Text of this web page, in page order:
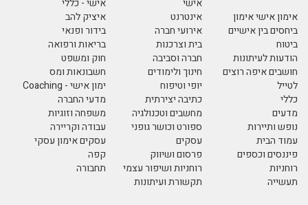
אישי
אישי - כללי
אימון אישי אימון
ביחסים בין אישיים
אינטרנט
איציק להב
אירועי חברה
בידור ופנאי
ביטוח
בית וצרכנות
בריאות ורפואה
הודעות לעיתונות
חברה וסביבה
חוק ומשפט
חושבים איפה רוצים
לטייל
חינוך ולימודים
חשבונאות ומס
יופי וטיפוח
ימון אישי - Coaching
כללי
כתיבה יצירתית
מדעי החברה
מדעים
מחשבים וטכנולגיה
משפחה וזוגיות
נופש ותיירות
ספורט וכושר גופני
עבודה וקריירה
עמוד הבית
עסקים
עסקים אימון עסקי
פיננסים וכספים
פרסום ושיווק
קפה
רוחניות
רוחניות ושיפור עצמי
תחבורה
תעשייה
תקשורת ועיתונות